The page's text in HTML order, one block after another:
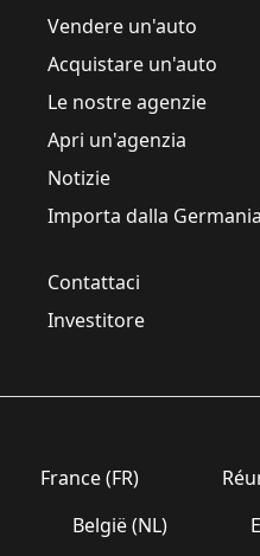
Vendere un'auto
Acquistare un'auto
Le nostre agenzie
Apri un'agenzia
Notizie
Importa dalla Germania
Contattaci
Investitore
France (FR)
België (NL)